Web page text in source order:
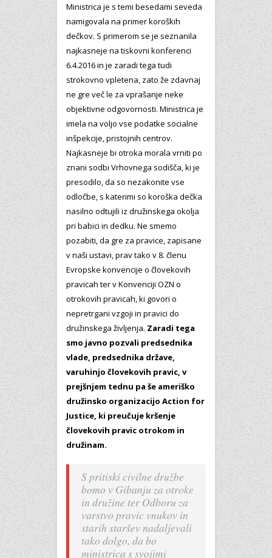
Ministrica je s temi besedami seveda
namigovala na primer koroških
dečkov. S primerom se je seznanila
najkasneje na tiskovni konferenci
6.4.2016 in je zaradi tega tudi
strokovno vpletena, zato že zdavnaj
ne gre več le za vprašanje neke
objektivne odgovornosti. Ministrica je
imela na voljo vse podatke socialne
inšpekcije, pristojnih centrov.
Najkasneje bi otroka morala vrniti po
znani sodbi Vrhovnega sodišča, ki je
presodilo, da so nezakonite vse
odločbe, s katerimi so koroška dečka
nasilno odtujili iz družinskega okolja
pri babici in dedku. Ne smemo
pozabiti, da gre za pravice, zapisane
v naši ustavi, prav tako v 8. členu
Evropske konvencije o človekovih
pravicah ter v Konvenciji OZN o
otrokovih pravicah, ki govori o
nepretrgani vzgoji in pravici do
družinskega življenja. Zaradi tega
smo javno pozvali predsednika
vlade, predsednika države,
varuhinjo človekovih pravic, v
prejšnjem tednu pa še ameriško
družinsko organizacijo Action for
Justice, ki preučuje kršenje
človekovih pravic otrokom in
družinam.
S pritiski civilne družbe
bomo v Gibanju za otroke
in družine ter Odboru za
varstvo pravic vnukov in
starih staršev nadaljevali
tako dolgo, da bo
ministrica s svojimi